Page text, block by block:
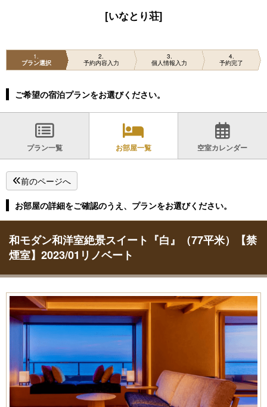
[いなとり荘]
1
プラン選択
2
予約内容入力
3
個人情報入力
4
予約完了
ご希望の宿泊プランをお選びください。
プラン一覧 お部屋一覧 空室カレンダー
前のページへ
お部屋の詳細をご確認のうえ、プランをお選びください。
和モダン和洋室絶景スイート『白』（77平米）【禁
煙室】2023/01リノベート